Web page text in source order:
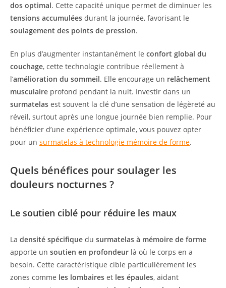
dos optimal. Cette capacité unique permet de diminuer les
tensions accumulées durant la journée, favorisant le
soulagement des points de pression.
En plus d’augmenter instantanément le confort global du
couchage, cette technologie contribue réellement à
l’amélioration du sommeil. Elle encourage un relâchement
musculaire profond pendant la nuit. Investir dans un
surmatelas est souvent la clé d’une sensation de légèreté au
réveil, surtout après une longue journée bien remplie. Pour
bénéficier d’une expérience optimale, vous pouvez opter
pour un surmatelas à technologie mémoire de forme.
Quels bénéfices pour soulager les
douleurs nocturnes ?
Le soutien ciblé pour réduire les maux
La densité spécifique du surmatelas à mémoire de forme
apporte un soutien en profondeur là où le corps en a
besoin. Cette caractéristique cible particulièrement les
zones comme les lombaires et les épaules, aidant